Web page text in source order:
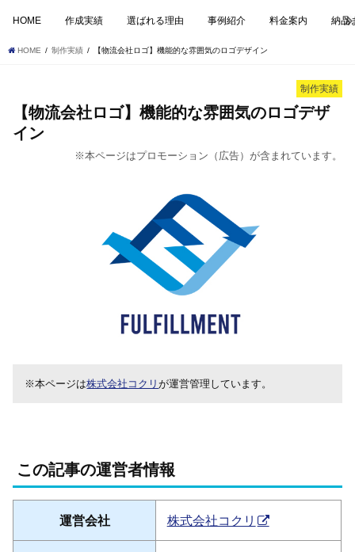
HOME 作成実績 選ばれる理由 事例紹介 料金案内 納品
HOME 制作実績 【物流会社ロゴ】機能的な雰囲気のロゴデザイン
制作実績
【物流会社ロゴ】機能的な雰囲気のロゴデザ
イン
※本ページはプロモーション（広告）が含まれています。
※本ページは株式会社コクリが運営管理しています。
この記事の運営者情報
運営会社 株式会社コクリ